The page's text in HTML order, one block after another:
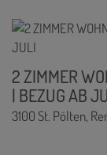
2 ZIMMER
| BEZUG AB
3100 St. Pölten,